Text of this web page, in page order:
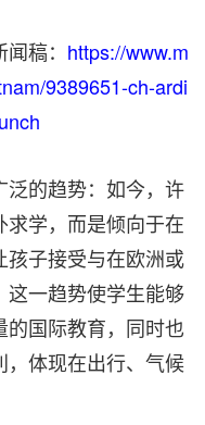
稿： https://www.m
9389651-ch-ardi
的趋势：如今，许
学，而是倾向于在
子接受与在欧洲或
一趋势使学生能够
国际教育，同时也
，体现在出行、气候